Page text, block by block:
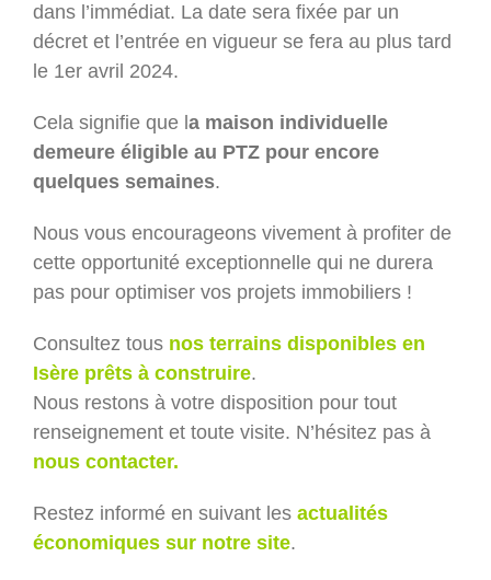
dans l’immédiat. La date sera fixée par un
décret et l’entrée en vigueur se fera au plus tard
le 1er avril 2024.
Cela signifie que l a maison individuelle
demeure éligible au PTZ pour encore
quelques semaines.
Nous vous encourageons vivement à profiter de
cette opportunité exceptionnelle qui ne durera
pas pour optimiser vos projets immobiliers !
Consultez tous nos terrains disponibles en
Isère prêts à construire.
Nous restons à votre disposition pour tout
renseignement et toute visite. N’hésitez pas à
nous contacter.
Restez informé en suivant les actualités
économiques sur notre site.